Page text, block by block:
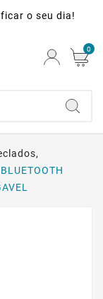
o seu dia!
0